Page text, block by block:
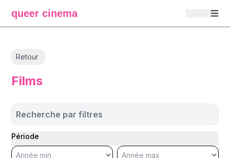
queer cinema
Retour
Films
Recherche par filtres
Période